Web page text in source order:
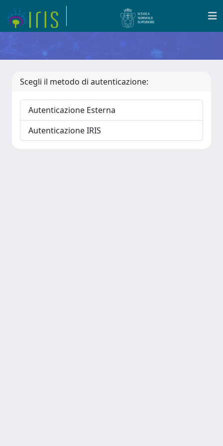
Scegli il metodo di autenticazione:
Autenticazione Esterna
Autenticazione IRIS